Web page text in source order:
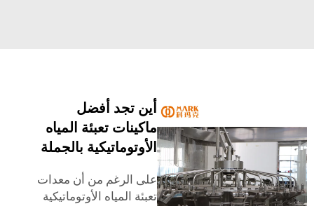
أين تجد أفضل
ماكينات تعبئة المياه
الأوتوماتيكية بالجملة
على الرغم من أن معدات
تعبئة المياه الأوتوماتيكية